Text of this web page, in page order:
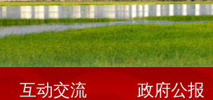
互动交流 政府公报